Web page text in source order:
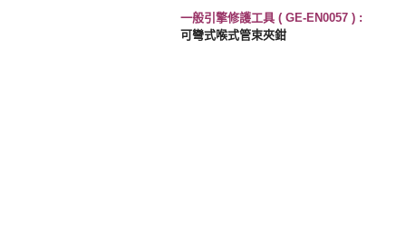
一般引擎修護工具 ( GE-EN0057 ) :
可彎式喉式管束夾鉗